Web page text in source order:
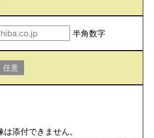
半角数字
任意
添付できません。